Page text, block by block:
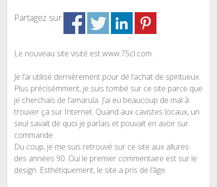
Partagez sur
Le nouveau site visité est www.75cl.com.
Je l’ai utilisé dernièrement pour de l’achat de spiritueux.
Plus précisémment, je suis tombé sur ce site parce que
je cherchais de l’amarula. J’ai eu beaucoup de mal à
trouver ça sur Internet. Quand aux cavistes locaux, un
seul savait de quoi je parlais et pouvait en avoir sur
commande.
Du coup, je me suis retrouvé sur ce site aux allures
des années 90. Oui le premier commentaire est sur le
design. Esthétiquement, le site a pris de l’âge.